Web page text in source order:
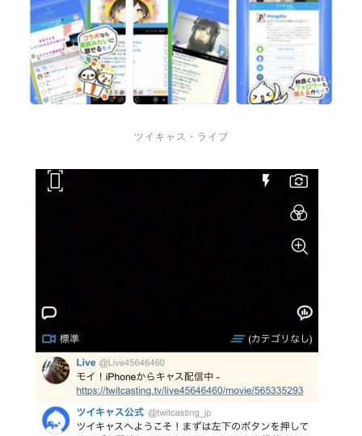
ツイキャス・ライブ